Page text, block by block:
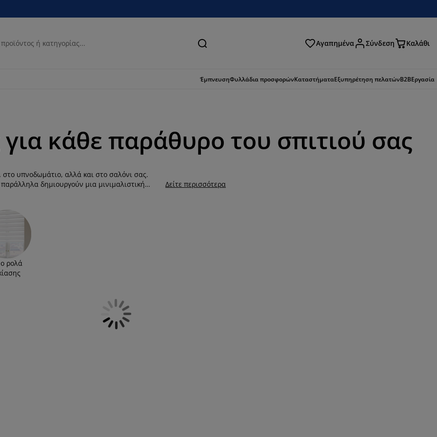
Αναζήτηση Αγαπημένα Σύνδεση Καλάθι
ΈμπνευσηΦυλλάδια προσφορώνΚαταστήματαΕξυπηρέτηση πελατώνB2BΕργασία
κάθε παράθυρο του σπιτιού σας
στο υπνοδωμάτιο, αλλά και στο σαλόνι σας.
δημιουργούν μια μινιμαλιστική
από ένα ρολά στα παράθυρά σας ή
διαστάσεις και μπορούν να κοπούν για να
στο καλάθι σας εξαρτήματα για να
Δείτε περισσότερα
ρολά